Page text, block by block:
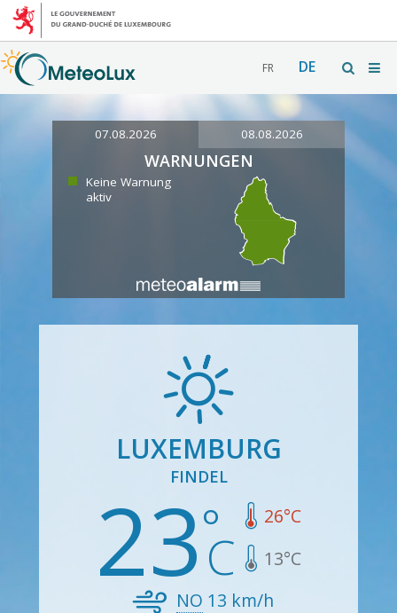
FR DE
07.08.2026 08.08.2026
WARNUNGEN
Keine Warnung
aktiv
LUXEMBURG
FINDEL
23 26°C
13°C
NO 13 km/h